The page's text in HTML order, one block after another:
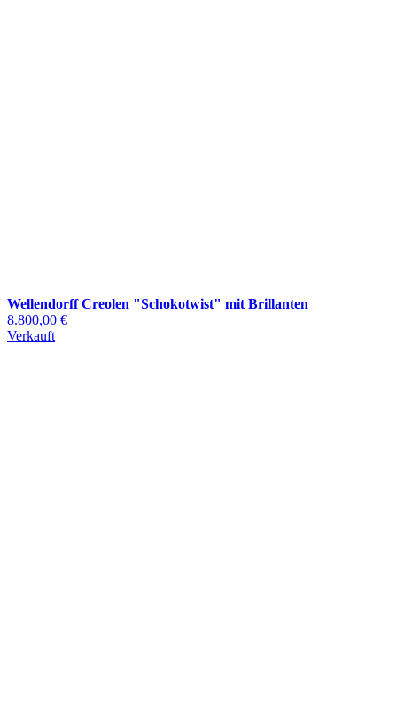
Wellendorff Creolen "Schokotwist" mit Brillanten
8.800,00 €
Verkauft